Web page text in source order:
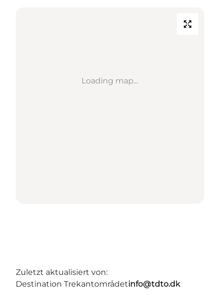
Loading map...
Zuletzt aktualisiert von:
Destination Trekantområdetinfo@tdto.dk